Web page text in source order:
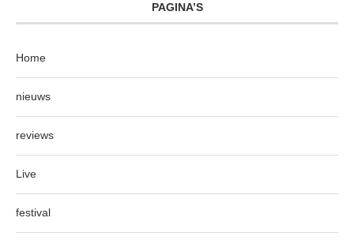
PAGINA’S
Home
nieuws
reviews
Live
festival